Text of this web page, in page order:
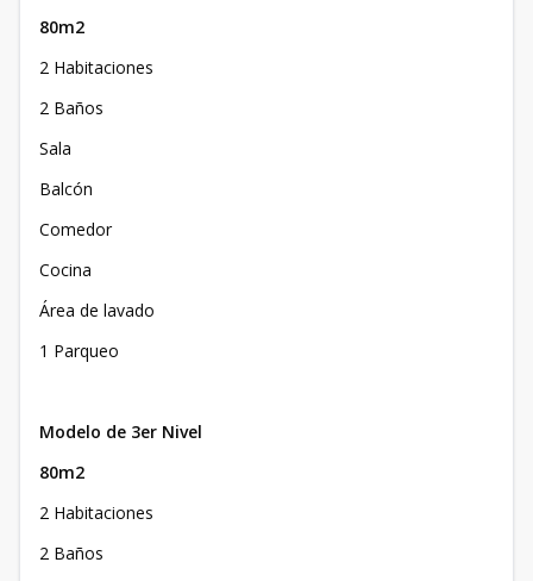
80m2
2 Habitaciones
2 Baños
Sala
Balcón
Comedor
Cocina
Área de lavado
1 Parqueo
Modelo de 3er Nivel
80m2
2 Habitaciones
2 Baños